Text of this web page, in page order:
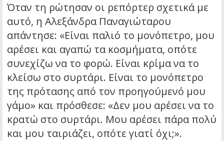
Όταν τη ρώτησαν οι ρεπόρτερ σχετικά με
αυτό, η Αλεξάνδρα Παναγιώταρου
απάντησε: «Είναι παλιό το μονόπετρο, μου
αρέσει και αγαπώ τα κοσμήματα, οπότε
συνεχίζω να το φορώ. Είναι κρίμα να το
κλείσω στο συρτάρι. Είναι το μονόπετρο
της πρότασης από τον προηγούμενό μου
γάμο» και πρόσθεσε: «Δεν μου αρέσει να το
κρατώ στο συρτάρι. Μου αρέσει πάρα πολύ
και μου ταιριάζει, οπότε γιατί όχι;».